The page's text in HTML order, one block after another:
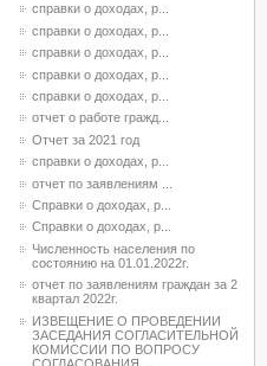
справки о доходах, р...
справки о доходах, р...
справки о доходах, р...
справки о доходах, р...
справки о доходах, р...
отчет о работе гражд...
Отчет за 2021 год
справки о доходах, р...
отчет по заявлениям ...
Справки о доходах, р...
Справки о доходах, р...
Численность населения по
состоянию на 01.01.2022г.
отчет по заявлениям граждан за 2
квартал 2022г.
ИЗВЕЩЕНИЕ О ПРОВЕДЕНИИ
ЗАСЕДАНИЯ СОГЛАСИТЕЛЬНОЙ
КОМИССИИ ПО ВОПРОСУ
СОГЛАСОВАНИЯ